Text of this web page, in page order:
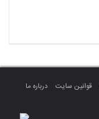
قوانین سایت
درباره ما